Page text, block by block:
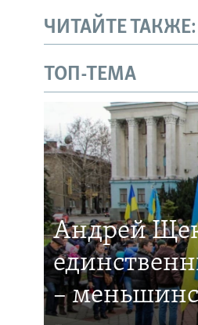
ЧИТАЙТЕ ТАКЖЕ:
ТОП-ТЕМА
Андрей
–